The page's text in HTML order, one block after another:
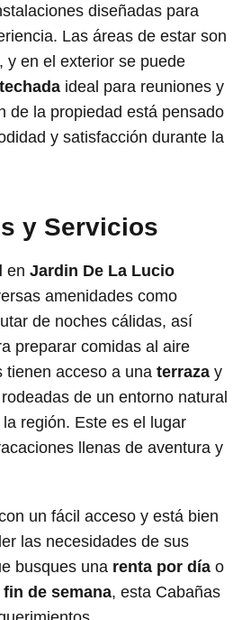
diseñadas para
Las áreas de estar son
y en el exterior se puede
ideal para reuniones y
de la propiedad está pensado
y satisfacción durante la
y Servicios
en Jardin De La Lucio
amenidades como
de noches cálidas, así
preparar comidas al aire
tienen acceso a una terraza y
de un entorno natural
región. Este es el lugar
llenas de aventura y
un fácil acceso y está bien
las necesidades de sus
busques una renta por día o
fin de semana, esta Cabañas